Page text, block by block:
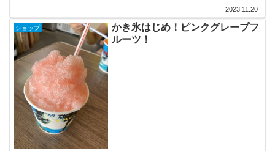
2023.11.20
ショップ
かき氷はじめ！ピンクグレープフ
ルーツ！